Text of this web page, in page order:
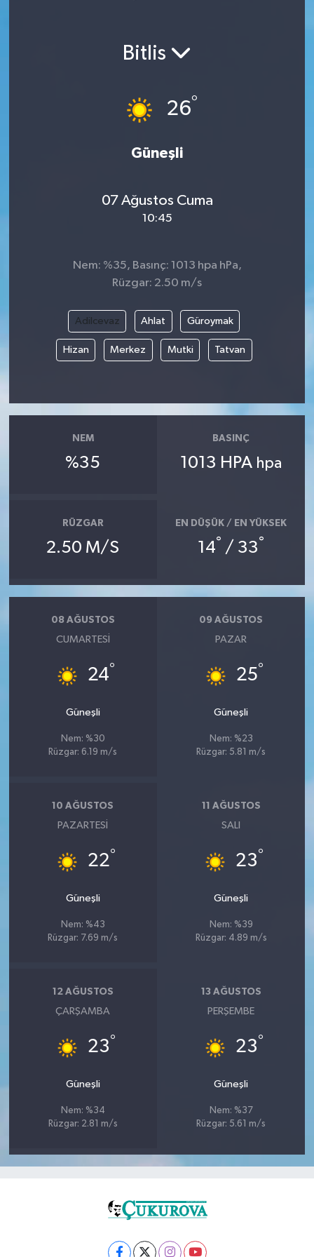
Bitlis
26°
Güneşli
07 Ağustos Cuma
10:45
Nem: %35, Basınç: 1013 hpa hPa,
Rüzgar: 2.50 m/s
Adilcevaz Ahlat Güroymak
Hizan Merkez Mutki Tatvan
NEM
%35
BASINÇ
1013 HPA hpa
RÜZGAR
2.50 M/S
EN DÜŞÜK / EN YÜKSEK
14° / 33°
08 AĞUSTOS
CUMARTESI
24°
Güneşli
Nem: %30
Rüzgar: 6.19 m/s
09 AĞUSTOS
PAZAR
25°
Güneşli
Nem: %23
Rüzgar: 5.81 m/s
10 AĞUSTOS
PAZARTESI
22°
Güneşli
Nem: %43
Rüzgar: 7.69 m/s
11 AĞUSTOS
SALI
23°
Güneşli
Nem: %39
Rüzgar: 4.89 m/s
12 AĞUSTOS
ÇARŞAMBA
23°
Güneşli
Nem: %34
Rüzgar: 2.81 m/s
13 AĞUSTOS
PERŞEMBE
23°
Güneşli
Nem: %37
Rüzgar: 5.61 m/s